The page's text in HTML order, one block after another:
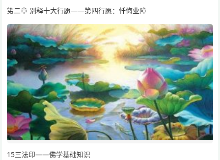
笫二章 别释十大行愿——第四行愿：忏悔业障
15三法印——佛学基础知识